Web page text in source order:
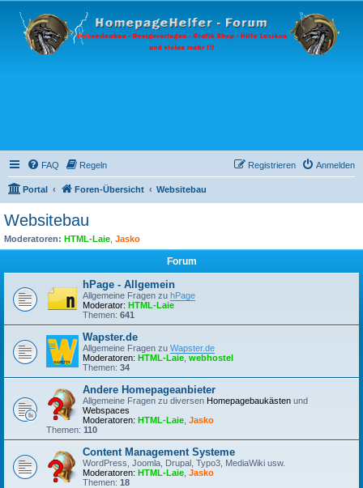
FAQ Regeln Anmelden
Registrieren
Portal Foren-Übersicht Websitebau
Websitebau
Moderatoren: HTML-Laie Jasko
Forum
hPage - Allgemein
Allgemeine Fragen zu hPage
Moderator: HTML-Laie
Themen: 641
Wapster.de
Allgemeine Fragen zu Wapster.de
Moderatoren: HTML-Laie webhostel
Themen: 34
Andere Homepageanbieter
Allgemeine Fragen zu diversen Homepagebaukästen und
Webspaces
Moderatoren: HTML-Laie Jasko
Themen: 110
Content Management Systeme
WordPress, Joomla, Drupal, Typo3, MediaWiki usw.
Moderatoren: HTML-Laie Jasko
Themen: 18